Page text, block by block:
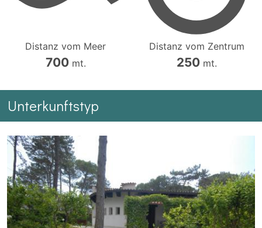
Distanz vom Meer
700mt.
Distanz vom Zentrum
250mt.
Unterkunftstyp